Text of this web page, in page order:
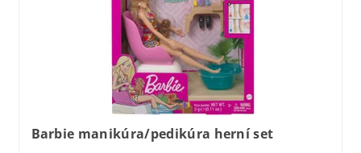
Barbie manikúra/pedikúra herní set